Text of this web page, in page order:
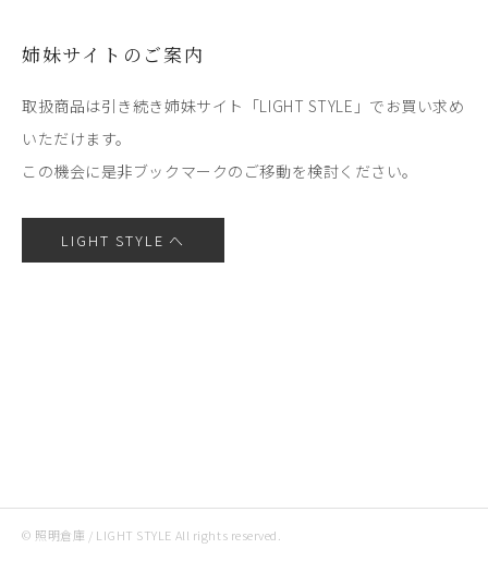
姉妹サイトのご案内
取扱商品は引き続き姉妹サイト「LIGHT STYLE」でお買い求め
いただけます。
この機会に是非ブックマークのご移動を検討ください。
LIGHT STYLE へ
© 照明倉庫 / LIGHT STYLE All rights reserved.